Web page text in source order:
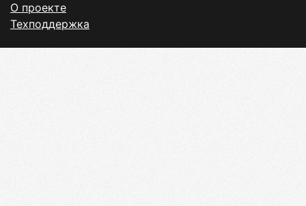
О проекте
Техподдержка